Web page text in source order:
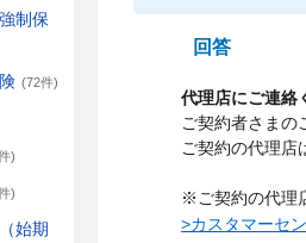
制保
(72件)
)
)
始期
回答
代理店にご連絡
ご契約者さまの
ご契約の代理店
※ご契約の代理
>カスタマーセ